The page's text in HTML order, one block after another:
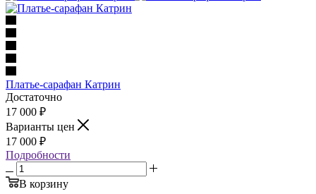
Платье-сарафан Катрин
Достаточно
17 000 ₽
Варианты цен
17 000 ₽
Подробности
В корзину